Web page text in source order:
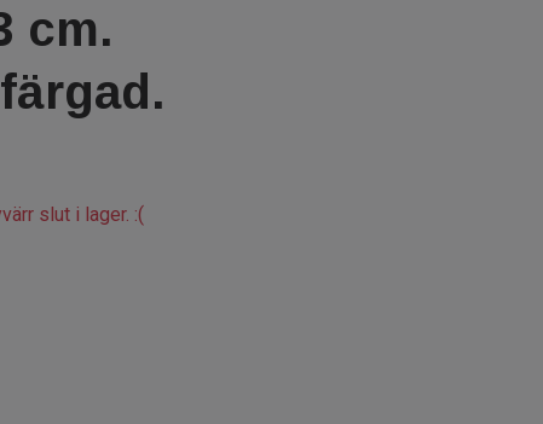
cm.
slut i lager. :(